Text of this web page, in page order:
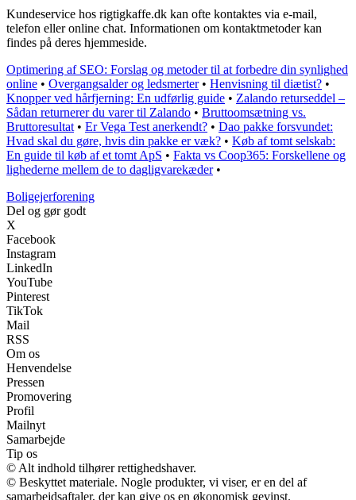
Kundeservice hos rigtigkaffe.dk kan ofte kontaktes via e-mail,
telefon eller online chat. Informationen om kontaktmetoder kan
findes på deres hjemmeside.
Optimering af SEO: Forslag og metoder til at forbedre din synlighed
online • Overgangsalder og ledsmerter• Henvisning til diætist? •
Knopper ved hårfjerning: En udførlig guide • Zalando returseddel –
Sådan returnerer du varer til Zalando • Bruttoomsætning vs.
Bruttoresultat • Er Vega Test anerkendt? • Dao pakke forsvundet:
Hvad skal du gøre, hvis din pakke er væk? • Køb af tomt selskab:
En guide til køb af et tomt ApS • Fakta vs Coop365: Forskellene og
lighederne mellem de to dagligvarekæder•
Boligejerforening
Del og gør godt
X
Facebook
Instagram
LinkedIn
YouTube
Pinterest
TikTok
Mail
RSS
Om os
Henvendelse
Pressen
Promovering
Profil
Mailnyt
Samarbejde
Tip os
© Alt indhold tilhører rettighedshaver.
© Beskyttet materiale. Nogle produkter, vi viser, er en del af
samarbejdsaftaler, der kan give os en økonomisk gevinst.